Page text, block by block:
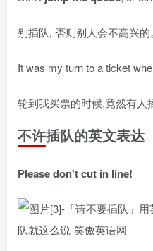
别插队, 否则别人会不高兴的。
It was my turn to a ticket
轮到我买票的时候,竟然有人
不许插队的英文表达
Please don't cut in line!